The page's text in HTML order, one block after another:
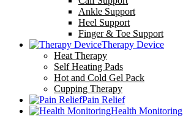
Ankle Support
Heel Support
Finger & Toe Support
Therapy Device
Heat Therapy
Self Heating Pads
Hot and Cold Gel Pack
Cupping Therapy
Pain Relief
Health Monitoring